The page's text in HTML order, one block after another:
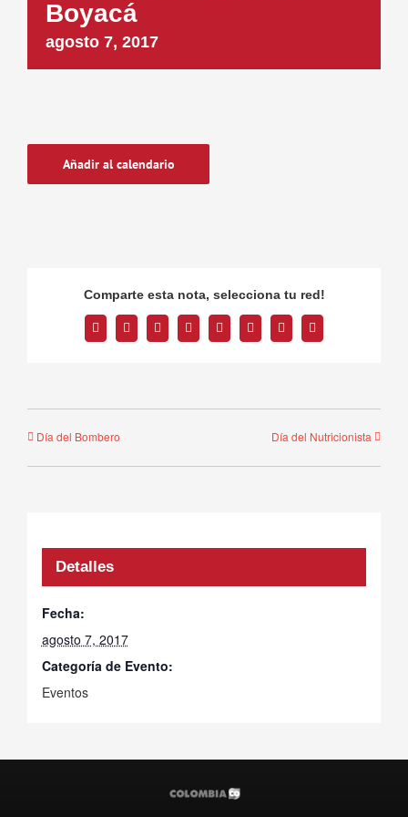
Boyacá
agosto 7, 2017
Añadir al calendario
Comparte esta nota, selecciona tu red!
FacebookTwitterRedditLinkedInTumblrPinterest
Vk
Correo
electrónico
Día del Bombero Día del Nutricionista
Detalles
Fecha:
agosto 7, 2017
Categoría de Evento:
Eventos